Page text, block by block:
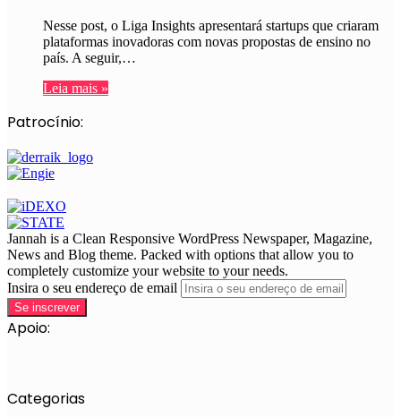
Nesse post, o Liga Insights apresentará startups que criaram
plataformas inovadoras com novas propostas de ensino no
país. A seguir,…
Leia mais »
Patrocínio:
Jannah is a Clean Responsive WordPress Newspaper, Magazine,
News and Blog theme. Packed with options that allow you to
completely customize your website to your needs.
Insira o seu endereço de email
Apoio:
Categorias